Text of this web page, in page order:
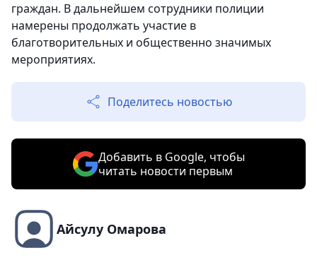
граждан. В дальнейшем сотрудники полиции
намерены продолжать участие в
благотворительных и общественно значимых
мероприятиях.
Поделитесь новостью
Добавить в Google, чтобы
читать новости первым
Айсулу Омарова